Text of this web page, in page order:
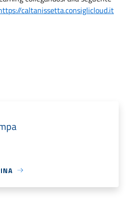
caltanissetta.consiglicloud.it